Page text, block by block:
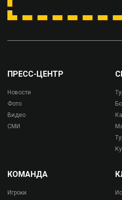
ПРЕСС-ЦЕНТР
Новости
Фото
Видео
СМИ
КОМАНДА
Игроки